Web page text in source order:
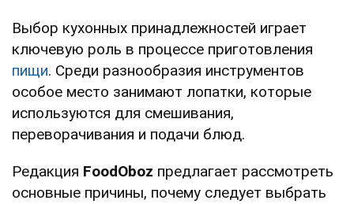
Выбор кухонных принадлежностей играет
ключевую роль в процессе приготовления
пищи. Среди разнообразия инструментов
особое место занимают лопатки, которые
используются для смешивания,
переворачивания и подачи блюд.
Редакция FoodOboz предлагает рассмотреть
основные причины, почему следует выбрать